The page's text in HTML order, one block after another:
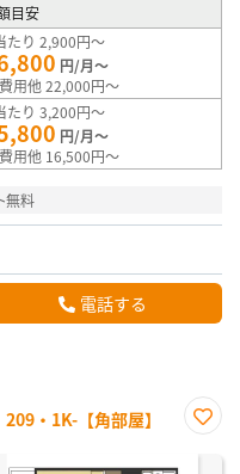
目安
たり 2,900円～
円/月～
用他 22,000円～
たり 3,200円～
円/月～
用他 16,500円～
無料
電話する
・1K-【角部屋】
に入